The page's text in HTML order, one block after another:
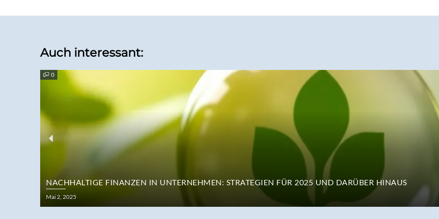
Auch interessant:
0
NACHHALTIGE FINANZEN IN UNTERNEHMEN: STRATEGIEN FÜR 2025 UND DARÜBER HINAUS
Posted
on
Mai 2, 2025
Previous